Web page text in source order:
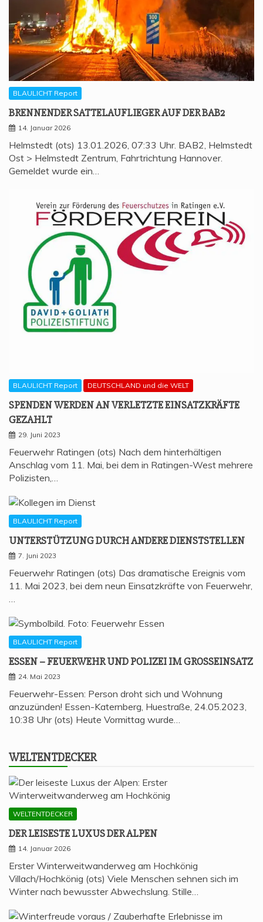
BLAULICHT Report
BREN­NEN­DER SAT­TEL­AUF­LIE­GER AUF DER BAB2
14. Januar 2026
Helmstedt (ots) 13.01.2026, 07:33 Uhr. BAB2, Helmstedt
Ost > Helmstedt Zentrum, Fahrtrichtung Hannover.
Gemeldet wurde ein…
BLAULICHT Report DEUTSCHLAND und die WELT
SPEN­DEN WER­DEN AN VER­LETZ­TE EIN­SATZ­KRÄF­TE
GEZAHLT
29. Juni 2023
Feuerwehr Ratingen (ots) Nach dem hinterhältigen
Anschlag vom 11. Mai, bei dem in Ratingen-West mehrere
Polizisten,…
BLAULICHT Report
UNTER­STÜT­ZUNG DURCH ANDE­RE DIENSTSTELLEN
7. Juni 2023
Feuerwehr Ratingen (ots) Das dramatische Ereignis vom
11. Mai 2023, bei dem neun Einsatzkräfte von Feuerwehr,
BLAULICHT Report
ESSEN – FEU­ER­WEHR UND POLI­ZEI IM GROSSEINSATZ
24. Mai 2023
Feuerwehr-Essen: Person droht sich und Wohnung
anzuzünden! Essen-Katernberg, Huestraße, 24.05.2023,
10:38 Uhr (ots) Heute Vormittag wurde…
WELT­ENT­DE­CKER
WELTENTDECKER
DER LEI­SES­TE LUXUS DER ALPEN
14. Januar 2026
Erster Winterweitwanderweg am Hochkönig
Villach/Hochkönig (ots) Viele Menschen sehnen sich im
Winter nach bewusster Abwechslung. Stille…